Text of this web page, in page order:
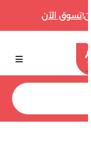
تسوق الآن